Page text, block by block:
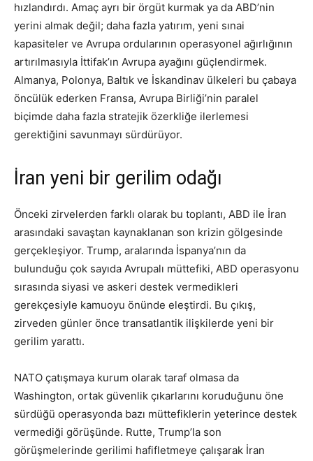
hızlandırdı. Amaç ayrı bir örgüt kurmak ya da ABD’nin
yerini almak değil; daha fazla yatırım, yeni sınai
kapasiteler ve Avrupa ordularının operasyonel ağırlığının
artırılmasıyla İttifak’ın Avrupa ayağını güçlendirmek.
Almanya, Polonya, Baltık ve İskandinav ülkeleri bu çabaya
öncülük ederken Fransa, Avrupa Birliği’nin paralel
biçimde daha fazla stratejik özerkliğe ilerlemesi
gerektiğini savunmayı sürdürüyor.
İran yeni bir gerilim odağı
Önceki zirvelerden farklı olarak bu toplantı, ABD ile İran
arasındaki savaştan kaynaklanan son krizin gölgesinde
gerçekleşiyor. Trump, aralarında İspanya’nın da
bulunduğu çok sayıda Avrupalı müttefiki, ABD operasyonu
sırasında siyasi ve askeri destek vermedikleri
gerekçesiyle kamuoyu önünde eleştirdi. Bu çıkış,
zirveden günler önce transatlantik ilişkilerde yeni bir
gerilim yarattı.
NATO çatışmaya kurum olarak taraf olmasa da
Washington, ortak güvenlik çıkarlarını koruduğunu öne
sürdüğü operasyonda bazı müttefiklerin yeterince destek
vermediği görüşünde. Rutte, Trump’la son
görüşmelerinde gerilimi hafifletmeye çalışarak İran